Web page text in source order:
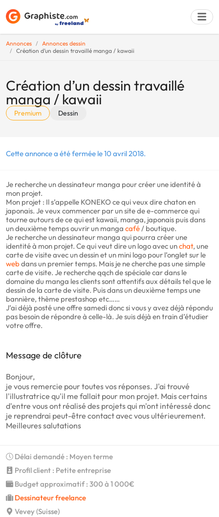
Annonces
Annonces dessin
Création d’un dessin travaillé manga / kawaii
Création d’un dessin travaillé
manga / kawaii
Premium Dessin
Cette annonce a été fermée le 10 avril 2018.
Je recherche un dessinateur manga pour créer une identité à
mon projet.
Mon projet : Il s’appelle KONEKO ce qui veux dire chaton en
japonais. Je veux commencer par un site de e-commerce qui
tourne autours de ce qui est kawaii, manga, japonais puis dans
un deuxième temps ouvrir un manga café/ boutique.
Je recherche un dessinateur manga qui pourra créer une
identité à mon projet. Ce qui veut dire un logo avec unchat, une
carte de visite avec un dessin et un mini logo pour l’onglet sur le
webdans un premier temps. Mais je ne cherche pas une simple
carte de visite. Je recherche qqch de spéciale car dans le
domaine du manga les clients sont attentifs aux détails tel que le
dessin de la carte de visite. Puis dans un deuxième temps une
bannière, thème prestashop etc……
J’ai déjà posté une offre samedi donc si vous y avez déjà répondu
pas besoin de répondre à celle-là. Je suis déjà en train d’étudier
votre offre.
Message de clôture
Bonjour,
je vous remercie pour toutes vos réponses. J'ai trouvé
l'illustratrice qu'il me fallait pour mon projet. Mais certains
d'entre vous ont réalisé des projets qui m'ont intéressé donc
je reprendrai peut-être contact avec vous ultérieurement.
Meilleures salutations
Délai demandé : Moyen terme
Profil client : Petite entreprise
Budget approximatif : 300 à 1 000€
Dessinateur freelance
Vevey (Suisse)